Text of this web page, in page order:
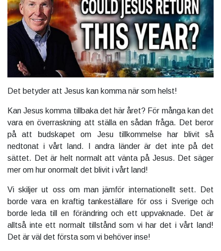
Det betyder att Jesus kan komma när som helst!
Kan Jesus komma tillbaka det här året? För många kan det
vara en överraskning att ställa en sådan fråga. Det beror
på att budskapet om Jesu tillkommelse har blivit så
nedtonat i vårt land. I andra länder är det inte på det
sättet. Det är helt normalt att vänta på Jesus. Det säger
mer om hur onormalt det blivit i vårt land!
Vi skiljer ut oss om man jämför internationellt sett. Det
borde vara en kraftig tankeställare för oss i Sverige och
borde leda till en förändring och ett uppvaknade. Det är
alltså inte ett normalt tillstånd som vi har det i vårt land!
Det är väl det första som vi behöver inse!